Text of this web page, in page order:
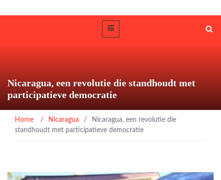
Nicaragua, een revolutie die standhoudt met
participatieve democratie
Home / Nicaragua /
Nicaragua, een revolutie die
standhoudt met participatieve democratie